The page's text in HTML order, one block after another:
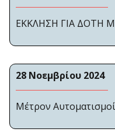
ΕΚΚΛΗΣΗ ΓΙΑ ΔΟΤΗ
28 Νοεμβρίου 2024
Μέτρον